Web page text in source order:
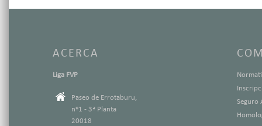
ACERCA
Liga FVP
Paseo de Errotaburu,
nº1 - 3ª Planta
20018
Seguro